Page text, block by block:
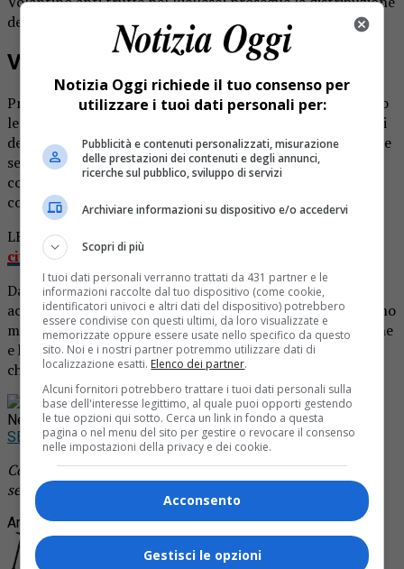
dei carabinieri.
Volantino anti truffe
Prosegue nel Biellese la distribuzione del volantino contro
le truffe ideato e realizzato dai carabinieri. Anche i militari
dell’Arma della stazione di Bioglio, in collaborazione con le
sette amministrazioni comunali del loro territorio di
competenza, stanno diffondendo il vademecum
contenente una serie di consigli utili contro le truffe.
LEGGI ANCHE:
cittadini: occhio alle truffe
Dal comando dell’Arma ricordano che l’iniziativa è stata
accolta con entusiasmo dalla totalità dei sindaci, che hanno
messo a disposizione le risorse necessarie alla realizzazione
e hanno avviato la diffusione tra i concittadini nel modo
che ciascuno ha ritenuto più proficuo allo scopo.
Rimani aggiornato seguendoci su Google
News!
SEGUICI
Continua a leggere le notizie diNotizia Oggi Borgosesia
segui la nostra
Argomenti correlati:carabinieri truffe
Notizia Oggi richiede il tuo consenso per
utilizzare i tuoi dati personali per:
Pubblicità e contenuti personalizzati, misurazione
delle prestazioni dei contenuti e degli annunci,
ricerche sul pubblico, sviluppo di servizi
Archiviare informazioni su dispositivo e/o accedervi
Scopri di più
I tuoi dati personali verranno trattati da 431 partner e le
informazioni raccolte dal tuo dispositivo (come cookie,
identificatori univoci e altri dati del dispositivo) potrebbero
essere condivise con questi ultimi, da loro visualizzate e
memorizzate oppure essere usate nello specifico da questo
sito. Noi e i nostri partner potremmo utilizzare dati di
localizzazione esatti. Elenco dei partner.
Alcuni fornitori potrebbero trattare i tuoi dati personali sulla
base dell'interesse legittimo, al quale puoi opporti gestendo
le tue opzioni qui sotto. Cerca un link in fondo a questa
pagina o nel menu del sito per gestire o revocare il consenso
nelle impostazioni della privacy e dei cookie.
Acconsento
Gestisci le opzioni